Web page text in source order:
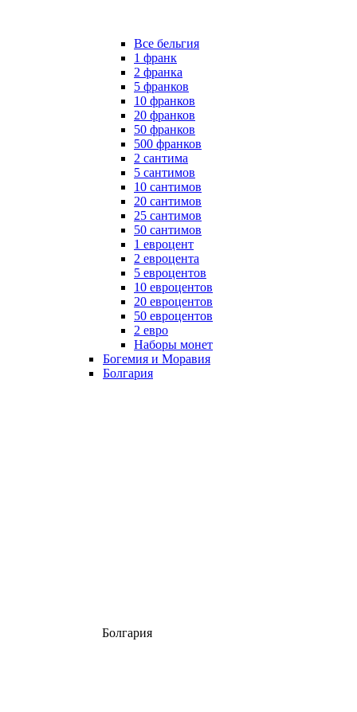
Все бельгия
1 франк
2 франка
5 франков
10 франков
20 франков
50 франков
500 франков
2 сантима
5 сантимов
10 сантимов
20 сантимов
25 сантимов
50 сантимов
1 евроцент
2 евроцента
5 евроцентов
10 евроцентов
20 евроцентов
50 евроцентов
2 евро
Наборы монет
Богемия и Моравия
Болгария
Болгария